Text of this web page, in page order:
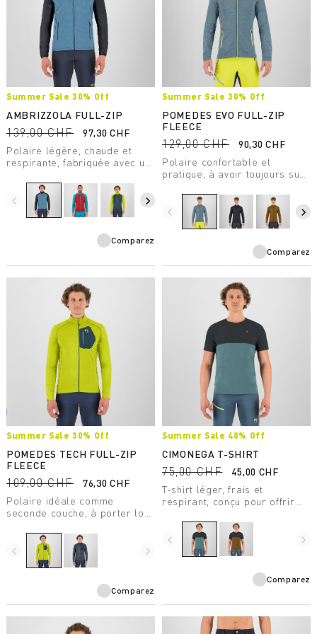
Summer Sale 30% Off
AMBRIZZOLA FULL-ZIP
139,00 CHF
97,30 CHF
Polaire légère, chaude et
respirante, fabriquée avec un
pour les activités de plein air
estivales.
navigate_before navigate_next
Comparez
Summer Sale 30% Off
POMEDES EVO FULL-ZIP
FLEECE
129,00 CHF
90,30 CHF
Polaire confortable et
pratique, à avoir toujours sur
seconde couche légère pour
les journées fraîches.
navigate_before navigate_next
Comparez
Summer Sale 30% Off
POMEDES TECH FULL-ZIP
FLEECE
109,00 CHF
76,30 CHF
Polaire idéale comme
seconde couche, à porter lors
Avec une poche poitrine, elle
est spécialement conçue pour
être portée avec un harnais.
navigate_before navigate_next
Comparez
Summer Sale 40% Off
CIMONEGA T-SHIRT
75,00 CHF
45,00 CHF
T-shirt léger, frais et
respirant, conçu pour offrir
à l'alpiniste, même lors des
journées les plus chaudes.
navigate_before navigate_next
Comparez